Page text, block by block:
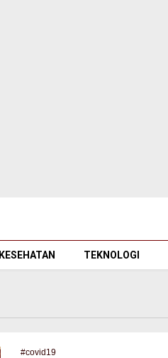
KESEHATAN TEKNOLOGI
#covid19